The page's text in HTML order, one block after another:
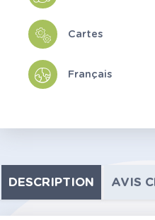
Cartes
Français
DESCRIPTION AVIS